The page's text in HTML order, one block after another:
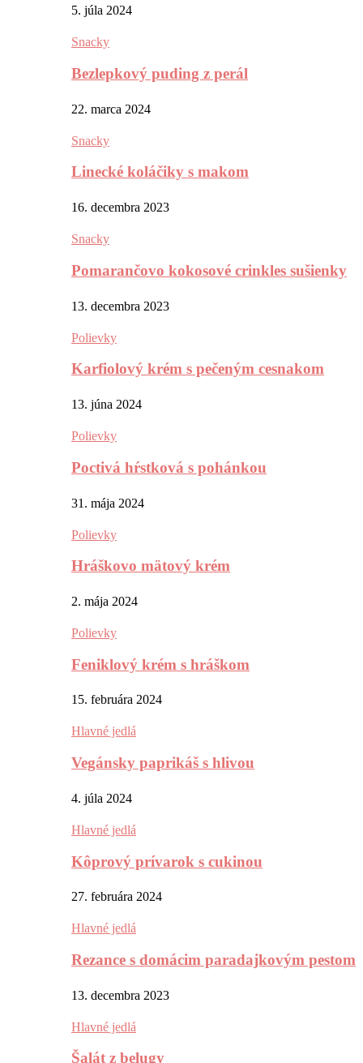
5. júla 2024
Snacky
Bezlepkový puding z perál
22. marca 2024
Snacky
Linecké koláčiky s makom
16. decembra 2023
Snacky
Pomarančovo kokosové crinkles sušienky
13. decembra 2023
Polievky
Karfiolový krém s pečeným cesnakom
13. júna 2024
Polievky
Poctivá hŕstková s pohánkou
31. mája 2024
Polievky
Hráškovo mätový krém
2. mája 2024
Polievky
Feniklový krém s hráškom
15. februára 2024
Hlavné jedlá
Vegánsky paprikáš s hlivou
4. júla 2024
Hlavné jedlá
Kôprový prívarok s cukinou
27. februára 2024
Hlavné jedlá
Rezance s domácim paradajkovým pestom
13. decembra 2023
Hlavné jedlá
Šalát z belugy